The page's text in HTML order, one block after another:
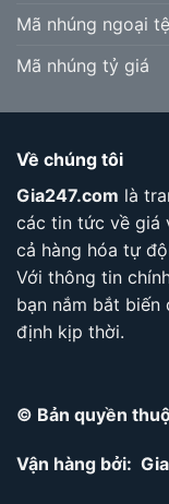
Mã nhúng ngoại tệ
Mã nhúng tỷ giá
Về chúng tôi
Gia247.com là
các tin tức về giá
cả hàng hóa tự
Với thông tin
bạn nắm bắt
định kịp thời.
© Bản quyền
Vận hàng bởi: